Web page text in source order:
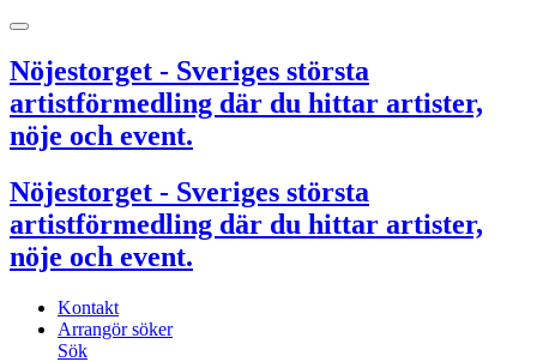
Nöjestorget - Sveriges största
artistförmedling där du hittar artister,
nöje och event.
Nöjestorget - Sveriges största
artistförmedling där du hittar artister,
nöje och event.
Kontakt
Arrangör söker
Sök